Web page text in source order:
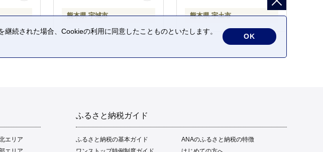
熊本県 宇城市 熊本県 宇土市
エリア
ふるさと納税ガイド
ふるさと納税の基本ガイド
ANAのふるさと納税の特徴
続された場合、Cookieの利用に同意したことものといたします。
OK